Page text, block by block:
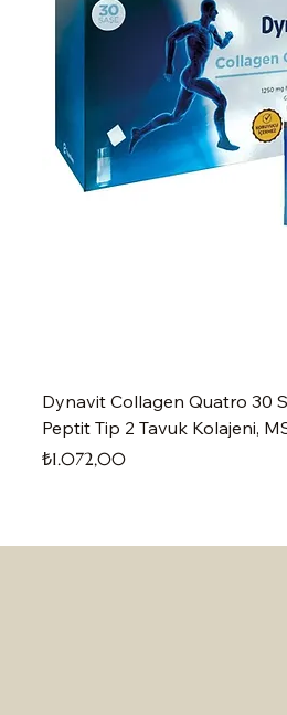
Dynavit Collagen Quatro 30
Peptit Tip 2 Tavuk Kolajeni,
Fiyat
₺1.072,00